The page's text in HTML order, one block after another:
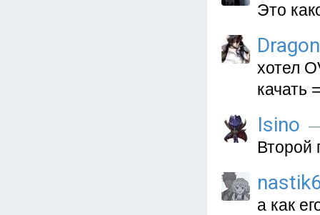
Это
хотел
качать
Isino
Второй
а как